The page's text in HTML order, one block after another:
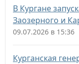
В Кургане
Заозерного и
09.07.2026 в 15:36
Курганская